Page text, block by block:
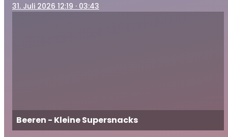
31. Juli 2026 12:19 · 03:43
Beeren - Kleine Supersnacks